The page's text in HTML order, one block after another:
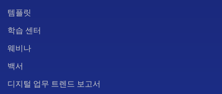
템플릿
학습 센터
웨비나
백서
디지털 업무 트렌드 보고서